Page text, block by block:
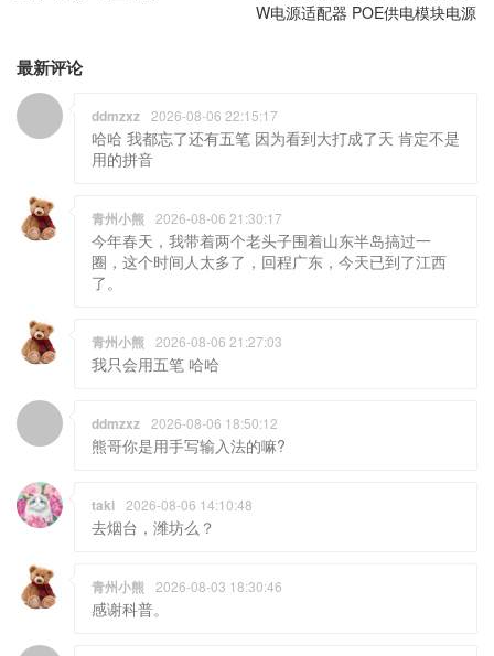
W电源适配器 POE供电模块电源
最新评论
ddmzxz 2026-08-06 22:15:17
哈哈 我都忘了还有五笔 因为看到大打成了天 肯定不是
用的拼音
青州小熊 2026-08-06 21:30:17
今年春天，我带着两个老头子围着山东半岛搞过一
圈，这个时间人太多了，回程广东，今天已到了江西
了。
青州小熊 2026-08-06 21:27:03
我只会用五笔 哈哈
ddmzxz 2026-08-06 18:50:12
熊哥你是用手写输入法的嘛?
taki 2026-08-06 14:10:48
去烟台，潍坊么？
青州小熊 2026-08-03 18:30:46
感谢科普。